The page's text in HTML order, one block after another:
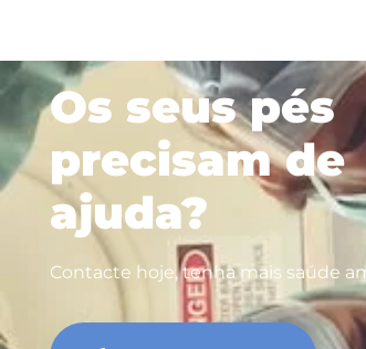
Os seus pés
precisam de
ajuda?
Contacte hoje, tenha mais saúde